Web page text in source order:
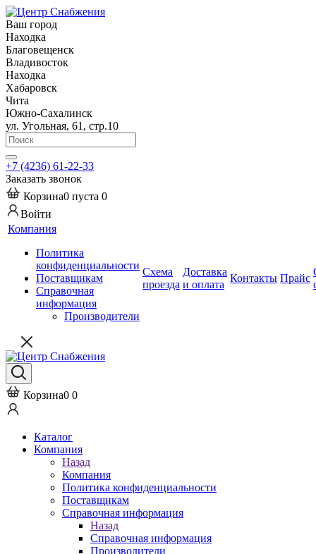
Ваш город
Находка
Благовещенск
Владивосток
Находка
Хабаровск
Чита
Южно-Сахалинск
ул. Угольная, 61, стр.10
+7 (4236) 61-22-33
Заказать звонок
Корзина0 пуста 0
Войти
Компания
Политика
конфиденциальности
Поставщикам
Справочная
информация
Производители
Схема
проезда
Доставка
и оплата
Контакты Прайс
Корзина0 0
Каталог
Компания
Назад
Компания
Политика конфиденциальности
Поставщикам
Справочная информация
Назад
Справочная информация
Производители